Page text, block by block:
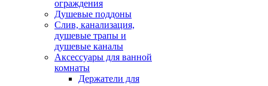
ограждения
Душевые поддоны
Слив, канализация,
душевые трапы и
душевые каналы
Аксессуары для ванной
комнаты
Держатели для